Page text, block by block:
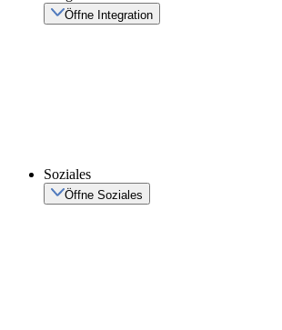
Öffne Integration
Soziales
Öffne Soziales